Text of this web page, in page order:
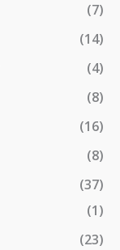
(7)
(14)
(4)
(8)
(16)
(8)
(37)
(1)
(23)